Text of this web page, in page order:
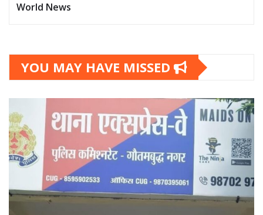
World News
YOU MAY HAVE MISSED